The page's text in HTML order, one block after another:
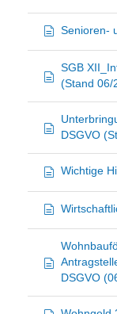
Senioren-
SGB
(Stand 06/
DSGVO
Wichtige
DSGVO